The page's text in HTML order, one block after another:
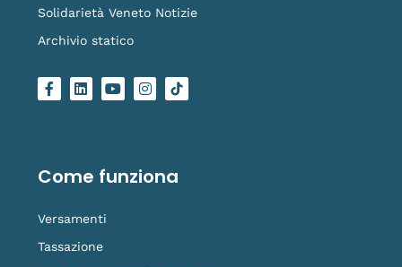
Solidarietà Veneto Notizie
Archivio statico
F
a
o
k
L
i
i
n
Y
o
e
I
n
r
a
L
o
i
k
Come funziona
Versamenti
Tassazione